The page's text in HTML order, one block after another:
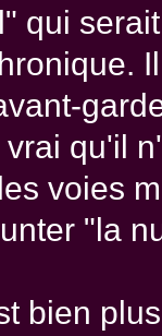
qui
vrai qu'il
voies
"la
bien